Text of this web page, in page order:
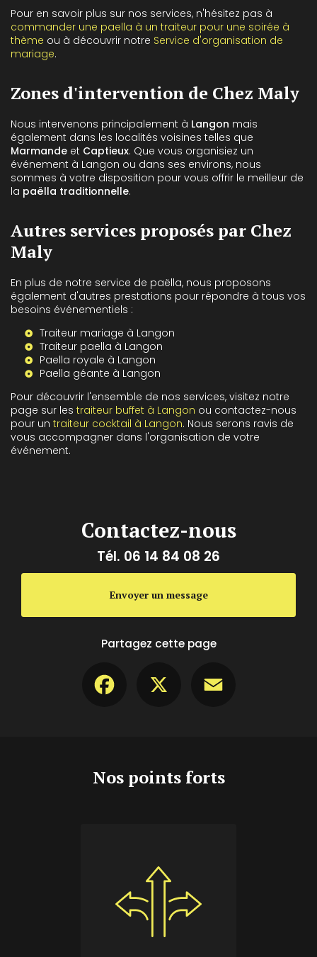
Pour en savoir plus sur nos services, n'hésitez pas à
commander une paella à un traiteur pour une soirée à
thème ou à découvrir notre Service d'organisation de
mariage.
Zones d'intervention de Chez Maly
Nous intervenons principalement à Langon mais
également dans les localités voisines telles que
Marmande et Captieux. Que vous organisiez un
événement à Langon ou dans ses environs, nous
sommes à votre disposition pour vous offrir le meilleur de
la paëlla traditionnelle.
Autres services proposés par Chez
Maly
En plus de notre service de paëlla, nous proposons
également d'autres prestations pour répondre à tous vos
besoins événementiels :
Traiteur mariage à Langon
Traiteur paella à Langon
Paella royale à Langon
Paella géante à Langon
Pour découvrir l'ensemble de nos services, visitez notre
page sur les traiteur buffet à Langon ou contactez-nous
pour un traiteur cocktail à Langon. Nous serons ravis de
vous accompagner dans l'organisation de votre
événement.
Contactez-nous
Tél. 06 14 84 08 26
Envoyer un message
Partagez cette page
Nos points forts